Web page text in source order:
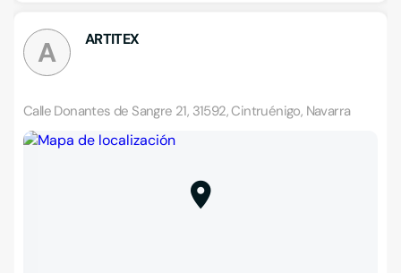
A ARTITEX
Calle Donantes de Sangre 21, 31592, Cintruénigo, Navarra